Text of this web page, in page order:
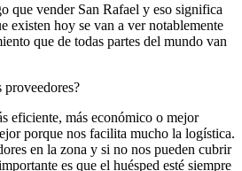
que vender San Rafael y eso significa
existen hoy se van a ver notablemente
que de todas partes del mundo van
proveedores?
eficiente, más económico o mejor
porque nos facilita mucho la logística.
en la zona y si no nos pueden cubrir
es que el huésped esté siempre